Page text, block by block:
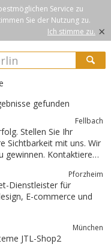
Service zu
Sie der Nutzung zu.
Ich stimme zu. ×
gefunden
Fellbach
Stellen Sie Ihr
Sichtbarkeit mit uns. Wir
Pforzheim
München